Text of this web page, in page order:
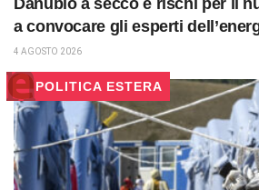
Danubio a secco e rischi per il
a convocare gli esperti
4 AGOSTO 2026
POLITICA ESTERA